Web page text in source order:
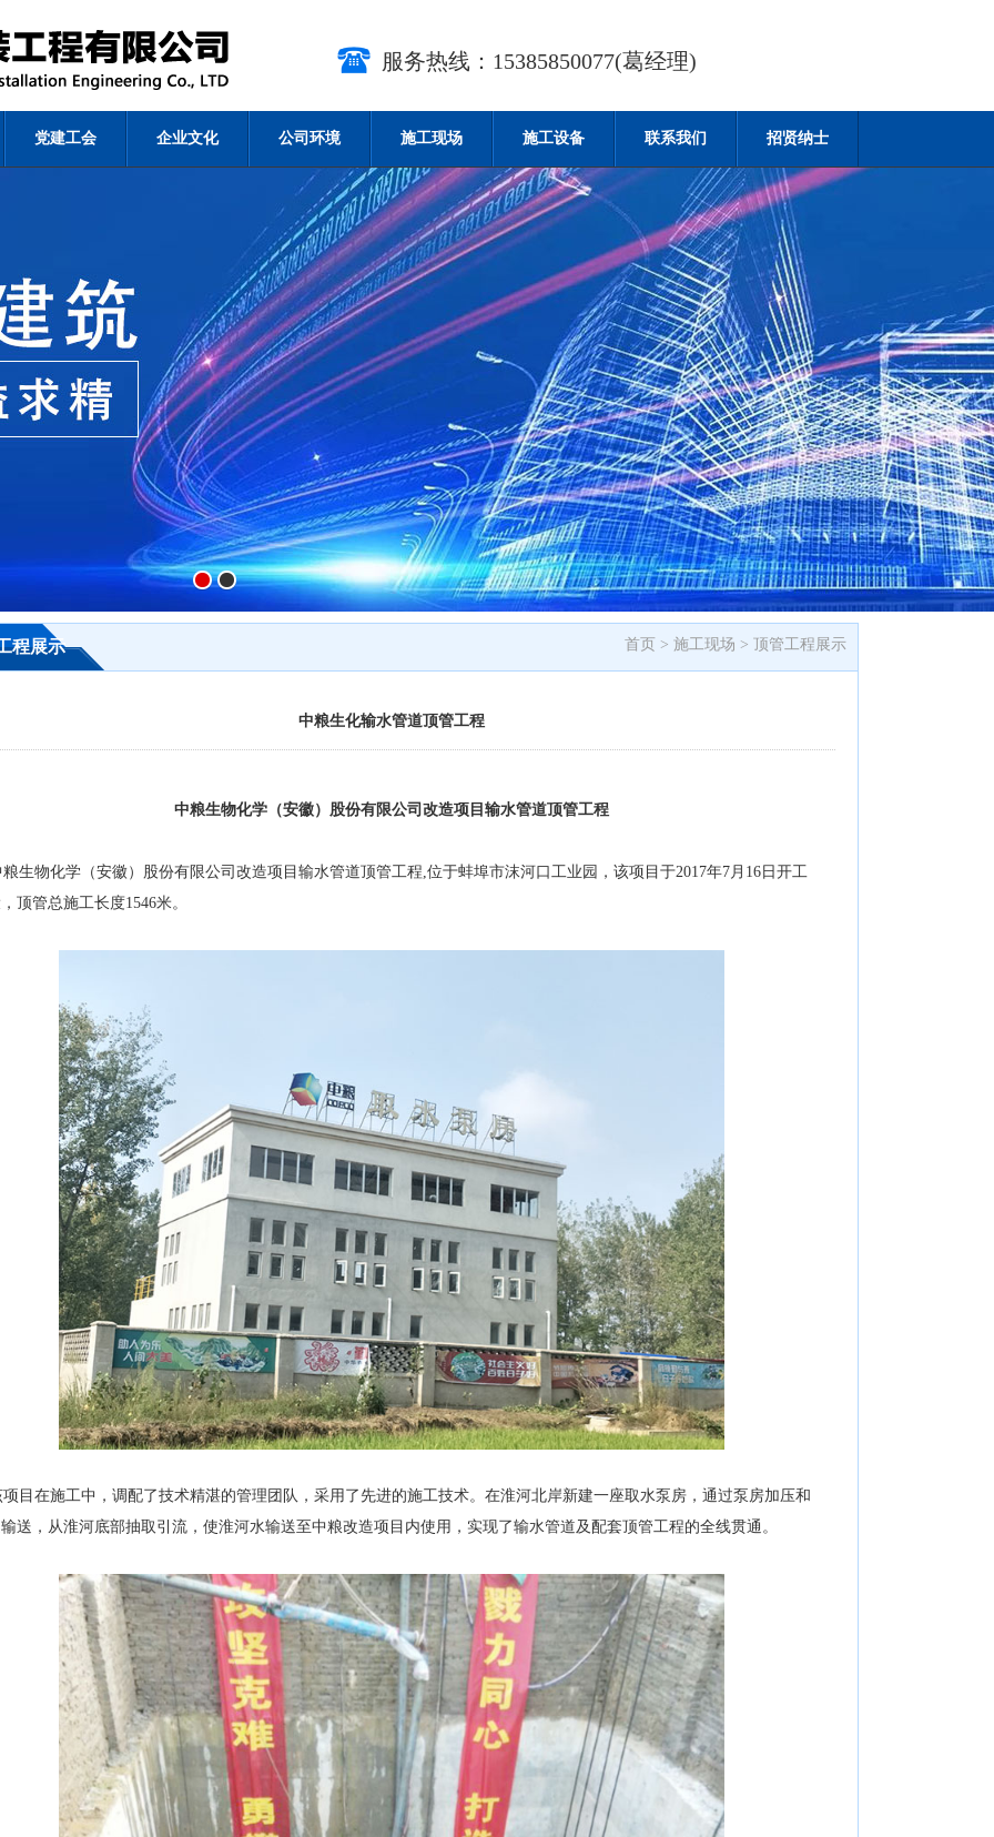
服务热线：15385850077(葛经理)
党建工会 企业文化 公司环境 施工现场 施工设备 联系我们 招贤纳士
程展示 首页 > 施工现场 > 顶管工程展示
中粮生化输水管道顶管工程
中粮生物化学（安徽）股份有限公司改造项目输水管道顶管工程
物化学（安徽）股份有限公司改造项目输水管道顶管工程,位于蚌埠市沫河口工业园，该项目于2017年7月16日开工
顶管总施工长度1546米。
在施工中，调配了技术精湛的管理团队，采用了先进的施工技术。在淮河北岸新建一座取水泵房，通过泵房加压和
送，从淮河底部抽取引流，使淮河水输送至中粮改造项目内使用，实现了输水管道及配套顶管工程的全线贯通。